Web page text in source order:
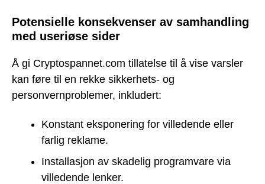
Potensielle konsekvenser av samhandling
med useriøse sider
Å gi Cryptospannet.com tillatelse til å vise varsler
kan føre til en rekke sikkerhets- og
personvernproblemer, inkludert:
Konstant eksponering for villedende eller
farlig reklame.
Installasjon av skadelig programvare via
villedende lenker.